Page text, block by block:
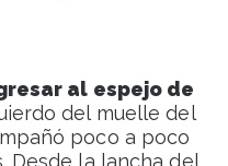
al espejo de
del muelle del
poco a poco
Desde la lancha del